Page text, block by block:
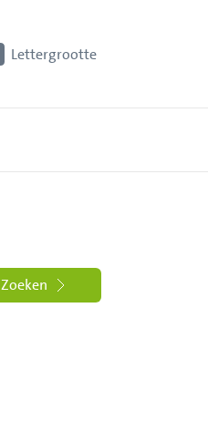
Lettergrootte
Zoeken